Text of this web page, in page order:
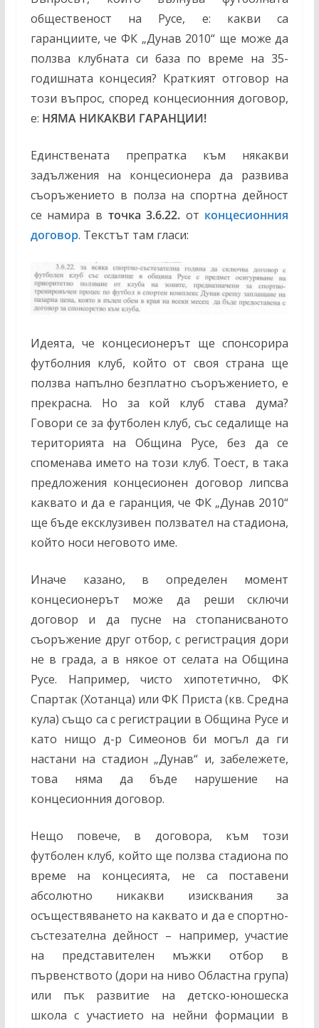
общественост на Русе, е: какви са
гаранциите, че ФК „Дунав 2010“ ще може да
ползва клубната си база по време на 35-
годишната концесия? Краткият отговор на
този въпрос, според концесионния договор,
е: НЯМА НИКАКВИ ГАРАНЦИИ!
Единствената препратка към някакви
задължения на концесионера да развива
съоръжението в полза на спортна дейност
се намира в точка 3.6.22. от концесионния
договор. Текстът там гласи:
Идеята, че концесионерът ще спонсорира
футболния клуб, който от своя страна ще
ползва напълно безплатно съоръжението, е
прекрасна. Но за кой клуб става дума?
Говори се за футболен клуб, със седалище на
територията на Община Русе, без да се
споменава името на този клуб. Тоест, в така
предложения концесионен договор липсва
каквато и да е гаранция, че ФК „Дунав 2010“
ще бъде ексклузивен ползвател на стадиона,
който носи неговото име.
Иначе казано, в определен момент
концесионерът може да реши сключи
договор и да пусне на стопанисваното
съоръжение друг отбор, с регистрация дори
не в града, а в някое от селата на Община
Русе. Например, чисто хипотетично, ФК
Спартак (Хотанца) или ФК Приста (кв. Средна
кула) също са с регистрации в Община Русе и
като нищо д-р Симеонов би могъл да ги
настани на стадион „Дунав“ и, забележете,
това няма да бъде нарушение на
концесионния договор.
Нещо повече, в договора, към този
футболен клуб, който ще ползва стадиона по
време на концесията, не са поставени
абсолютно никакви изисквания за
осъществяването на каквато и да е спортно-
състезателна дейност – например, участие
на представителен мъжки отбор в
първенството (дори на ниво Областна група)
или пък развитие на детско-юношеска
школа с участието на нейни формации в